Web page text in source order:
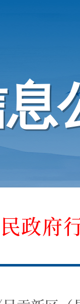
政府